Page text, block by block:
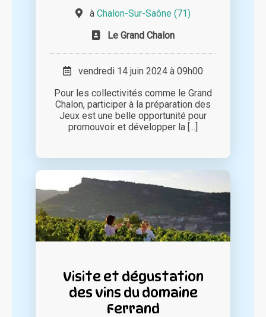
à Chalon-Sur-Saône (71)
Le Grand Chalon
vendredi 14 juin 2024 à 09h00
Pour les collectivités comme le Grand
Chalon, participer à la préparation des
Jeux est une belle opportunité pour
promouvoir et développer la [...]
Visite et dégustation
des vins du domaine
Ferrand